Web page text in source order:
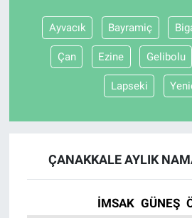
Ayvacık Bayramiç
Çan Ezine Gelibolu
Lapseki
ÇANAKKALE AYLIK
İMSAK GÜNEŞ